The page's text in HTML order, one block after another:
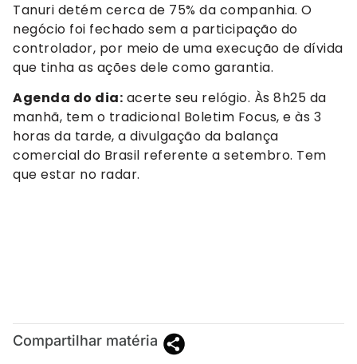
Tanuri detém cerca de 75% da companhia. O
negócio foi fechado sem a participação do
controlador, por meio de uma execução de dívida
que tinha as ações dele como garantia.
Agenda do dia: acerte seu relógio. Às 8h25 da
manhã, tem o tradicional Boletim Focus, e às 3
horas da tarde, a divulgação da balança
comercial do Brasil referente a setembro. Tem
que estar no radar.
Compartilhar matéria